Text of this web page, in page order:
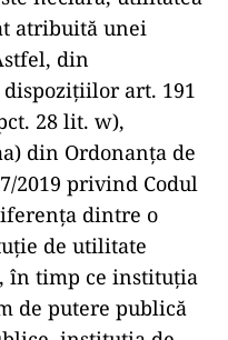
atribuită unei
din
art. 191
28 lit. w),
din Ordonanţa de
2019 privind Codul
dintre o
de utilitate
în timp ce instituţia
de putere publică